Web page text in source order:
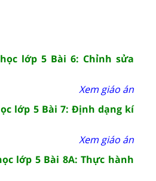
lớp 5 Bài 6: Chỉnh sửa
Xem giáo án
lớp 5 Bài 7: Định dạng kí
Xem giáo án
lớp 5 Bài 8A: Thực hành